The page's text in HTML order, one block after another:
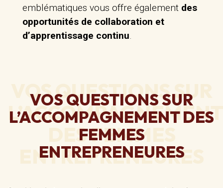
emblématiques vous offre également des
opportunités de collaboration et
d’apprentissage continu.
VOS QUESTIONS SUR
L’ACCOMPAGNEMENT DES
FEMMES
ENTREPRENEURES